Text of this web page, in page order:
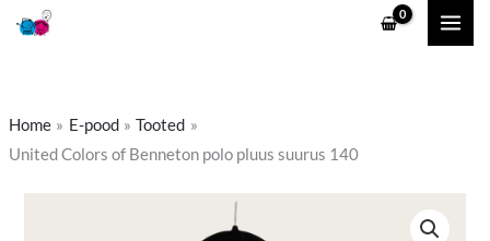
Skip
Home E-pood
Tooted
United Colors of Benneton polo pluus suurus 140